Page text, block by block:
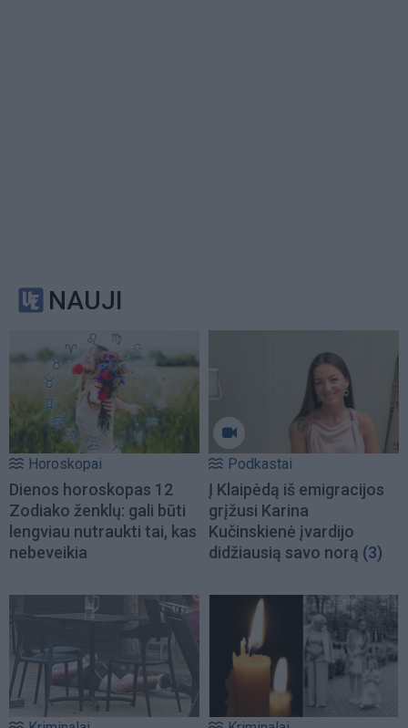
NAUJI
Horoskopai
Dienos horoskopas 12
Zodiako ženklų: gali būti
lengviau nutraukti tai, kas
nebeveikia
Podkastai
Į Klaipėdą iš emigracijos
grįžusi Karina
Kučinskienė įvardijo
didžiausią savo norą (3)